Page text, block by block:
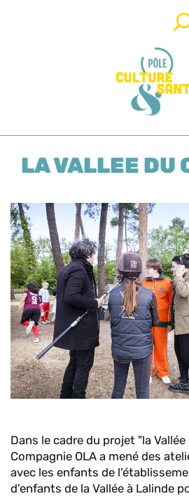
LA VALLEE DU
Dans le cadre du projet "la
Compagnie OLA a mené des
avec les enfants de
d'enfants de la Vallée à Lalinde